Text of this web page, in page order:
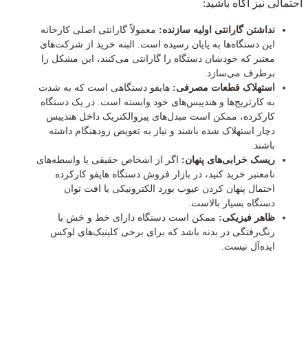
احتمالی نیز آگاه باشید:
نداشتن گارانتی اولیه سازنده: معمولاً گارانتی اصلی کارخانه
این دستگاه‌ها به پایان رسیده است. البته خرید از شرکت‌های
معتبر که خودشان دستگاه را گارانتی می‌کنند، این مشکل را
برطرف می‌سازد.
استهلاک قطعات مصرفی: هایفو دستگاهی است که به شدت
به کارتریج‌ها و هندپیس‌های خود وابسته است. در یک دستگاه
کارکرده، ممکن است مبدل‌های پیزوالکتریک داخل هندپیس
دچار استهلاک شده باشند و نیاز به تعویض زودهنگام داشته
باشند.
ریسک خرابی‌های پنهان: اگر از اشخاص حقیقی یا واسطه‌های
نامعتبر خرید کنید، در بازار فروش دستگاه هایفو کارکرده
احتمال پنهان کردن عیوب بورد الکترونیکی یا افت توان
دستگاه بسیار بالاست.
ظاهر فیزیکی: ممکن است دستگاه دارای خط و خش یا
رنگ‌رفتگی در بدنه باشد که برای برخی کلینیک‌های لوکس
ایده‌آل نیست.